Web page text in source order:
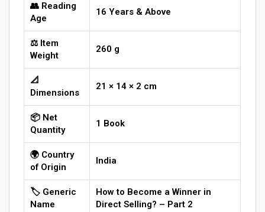
👥 Reading
Age
16 Years & Above
⚖️ Item
Weight
260 g
📐
Dimensions
21 × 14 × 2 cm
📦 Net
Quantity
1 Book
🌍 Country
of Origin
India
🏷️ Generic
Name
How to Become a Winner in
Direct Selling? – Part 2